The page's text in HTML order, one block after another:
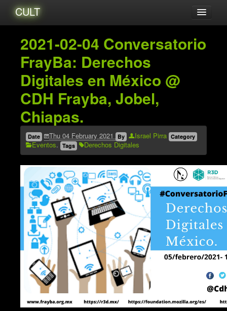
CULT
Amigxs
Audio
Blog
Catalogo
Eventos
Tutoriales
Videos
Zines
Archives
2021-02-04 Conversatorio
FrayBa: Derechos
Digitales en México @
CDH Frayba, Jobel,
Chiapas.
Date Thu 04 February 2021 By Israel Pirra Category
Eventos. Tags Derechos Digitales